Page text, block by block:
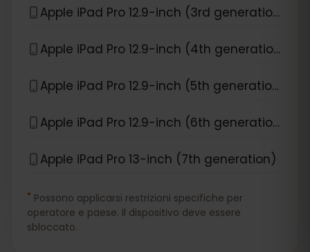
Apple iPad Pro 12.9-inch (3rd generation)
Apple iPad Pro 12.9-inch (4th generation)
Apple iPad Pro 12.9-inch (5th generation)
Apple iPad Pro 12.9-inch (6th generation)
Apple iPad Pro 13-inch (7th generation)
* Possono applicarsi restrizioni specifiche per
operatore e paese. Il dispositivo deve essere
sbloccato.